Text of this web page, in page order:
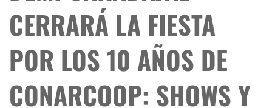
CERRARÁ LA FIESTA
POR LOS 10 AÑOS DE
CONARCOOP: SHOWS Y